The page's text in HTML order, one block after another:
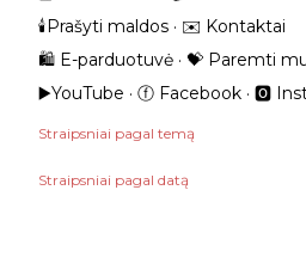
🕯️Prašyti maldos
✉️ Kontaktai
🛍️ E-parduotuvė
💝 Paremti
▶️YouTube
ⓕ Facebook 🅾
Straipsniai pagal temą
Straipsniai pagal datą